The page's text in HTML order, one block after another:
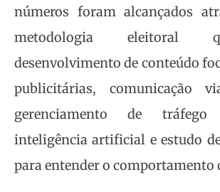
números foram alcançados
metodologia eleitoral
desenvolvimento de conteúdo
publicitárias, comunicação
gerenciamento de
inteligência artificial e estudo
para entender o comportamento